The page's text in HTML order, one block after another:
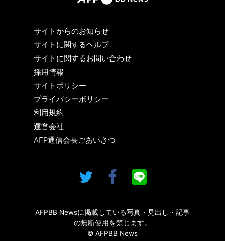
サイトからのお知らせ
サイトに関するヘルプ
サイトに関するお問い合わせ
採用情報
サイトポリシー
プライバシーポリシー
利用規約
運営会社
AFP通信会長ごあいさつ
AFPBB Newsに掲載している写真・見出し・記事
の無断使用を禁じます。
© AFPBB News